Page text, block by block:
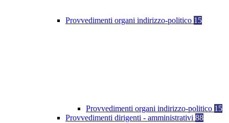
Provvedimenti organi indirizzo-politico 15
Provvedimenti organi indirizzo-politico 15
Provvedimenti dirigenti - amministrativi 88